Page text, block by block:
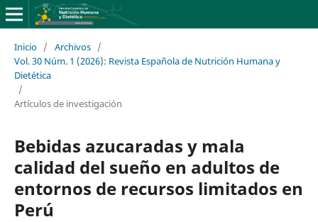
Inicio / Archivos /
Vol. 30 Núm. 1 (2026): Revista Española de Nutrición Humana y
Dietética
/
Artículos de investigación
Bebidas azucaradas y mala
calidad del sueño en adultos de
entornos de recursos limitados en
Perú